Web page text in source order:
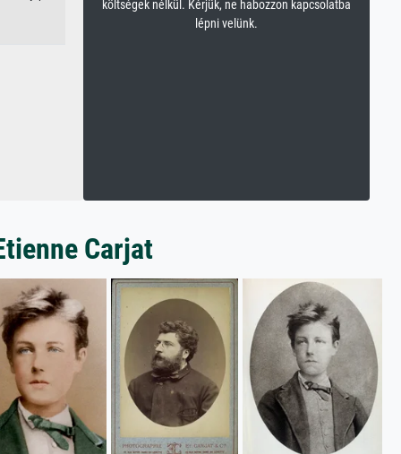
költségek nélkül. Kérjük, ne habozzon kapcsolatba
lépni velünk.
Carjat